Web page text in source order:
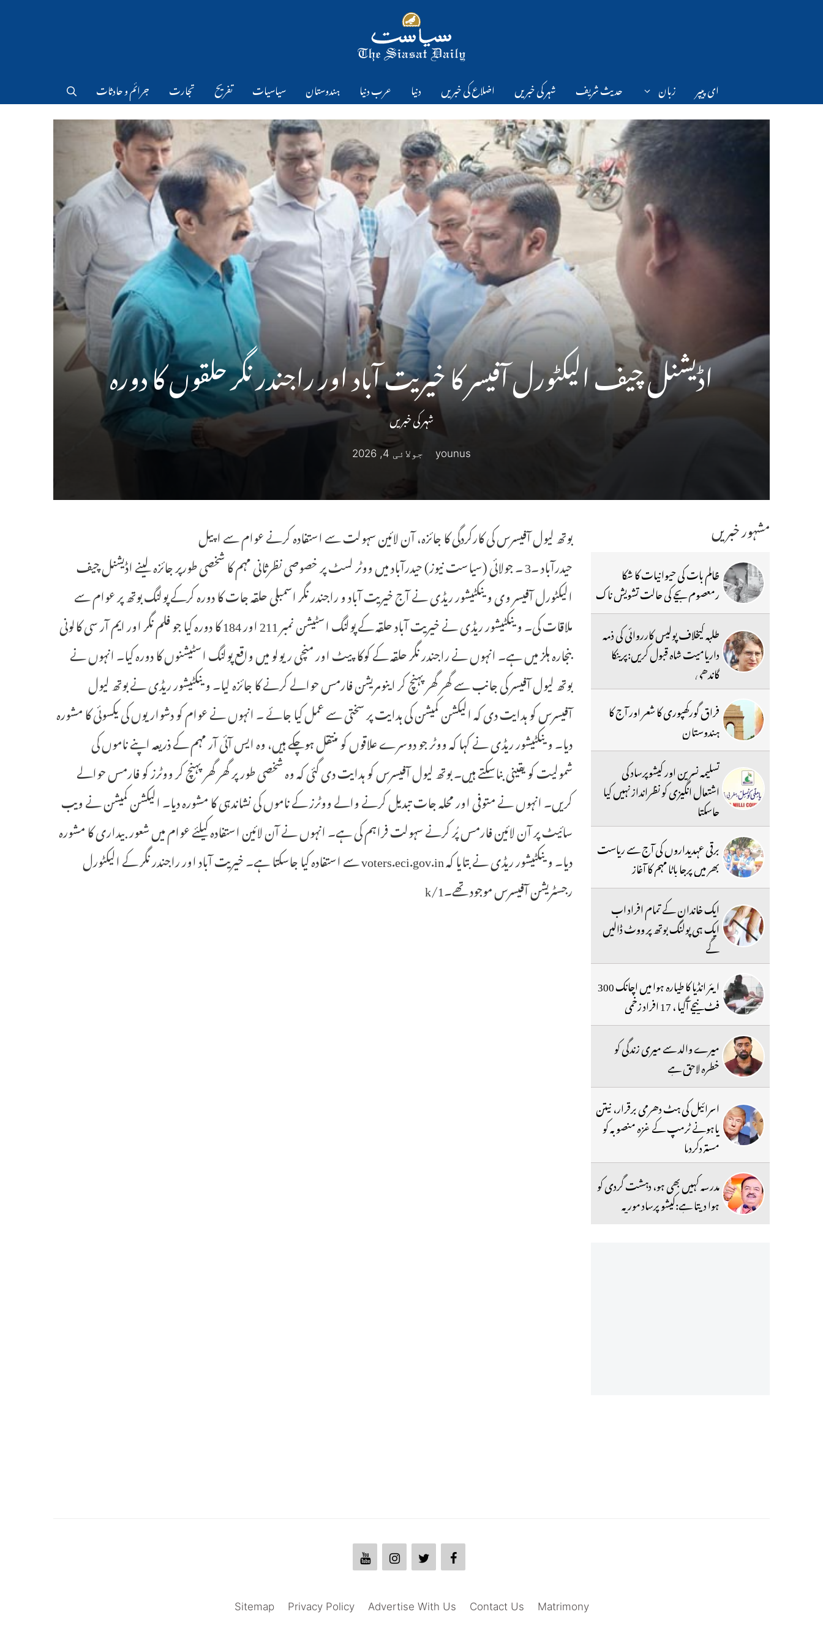
ای پیپر زبان حدیث شریف شہر کی خبریں اضلاع کی خبریں دنیا عرب دنیا ہندوستان سیاسیات تفریح تجارت جرائم و حادثات
اڈیشنل چیف الیکٹورل آفیسر کا خیریت آباد اور راجندر نگر حلقوں کا دورہ
شہر کی خبریں
younus جولائی 4, 2026
بوتھ لیول آفیسرس کی کارکردگی کا جائزہ، آن لائین سہولت سے استفادہ کرنے عوام سے اپیل
حیدرآباد ۔3 ۔ جولائی (سیاست نیوز) حیدرآباد میں ووٹر لسٹ پر خصوصی نظرثانی مہم کا شخصی طورپر جائزہ لینے اڈیشنل چیف
الیکٹورل آفیسر وی وینکٹیشور ریڈی نے آج خیریت آباد و راجندر نگر اسمبلی حلقہ جات کا دورہ کرکے پولنگ بوتھ پر عوام سے
ملاقات کی۔ وینکٹیشور ریڈی نے خیریت آباد حلقہ کے پولنگ اسٹیشن نمبر 211 اور 184 کا دورہ کیا جو فلم نگر اور ایم آر سی کالونی
بنجارہ ہلز میں ہے۔ انہوں نے راجندر نگر حلقہ کے کوکا پیٹ اور منچی ریولو میں واقع پولنگ اسٹیشنوں کا دورہ کیا۔ انہوں نے
بوتھ لیول آفیسر کی جانب سے گھر گھر پہنچ کر اینومریشن فارمس حوالے کرنے کا جائزہ لیا۔ وینکٹیشور ریڈی نے بوتھ لیول
آفیسرس کو ہدایت دی کہ الیکشن کمیشن کی ہدایت پر سختی سے عمل کیا جائے ۔ انہوں نے عوام کو دشواریوں کی یکسوئی کا مشورہ
دیا۔ وینکٹیشور ریڈی نے کہا کہ ووٹر جو دوسرے علاقوں کو منتقل ہوچکے ہیں، وہ ایس آئی آر مہم کے ذریعہ اپنے ناموں کی
شمولیت کو یقینی بناسکتے ہیں۔ بوتھ لیول آفیسرس کو ہدایت دی گئی کہ وہ شخصی طور پر گھر گھر پہنچ کر ووٹرز کو فارمس حوالے
کریں۔ انہوں نے متوفی اور محلہ جات تبدیل کرنے والے ووٹرز کے ناموں کی نشاندہی کا مشورہ دیا۔ الیکشن کمیشن نے ویب
سائیٹ پر آن لائین فارمس پُر کرنے سہولت فراہم کی ہے۔ انہوں نے آن لائین استفادہ کیلئے عوام میں شعور بیداری کا مشورہ
دیا۔ وینکٹیشور ریڈی نے بتایا کہ voters.eci.gov.in سے استفادہ کیا جاسکتا ہے۔ خیریت آباد اور راجندر نگر کے الیکٹورل
رجسٹریشن آفیسرس موجود تھے۔1/k
مشہور خبریں
ظالم بات کی حیوانیات کا شکا
رمعصوم بچے کی حالت تشویش ناک
طلبہ کیخلاف پولیس کارروائی کی ذمہ
داریامیت شاہ قبول کریں:پرینکا
گاندھی
فراق گورکھپوری کا شعر اور آج کا
ہندوستان
تسلیمہ نسرین اور کیشوپرساد کی
اشتعال انگیزی کو نظرانداز نہیں کیا
جاسکتا
برقی عہدیداروں کی آج سے ریاست
بھر میں پرجا باٹا مہم کا آغاز
ایک خاندان کے تمام افراد اب
ایک ہی پولنگ بوتھ پر ووٹ ڈالیں
گے
ایئر انڈیا کا طیارہ ہوا میں اچانک 300
فٹ نیچے آگیا ، 17 افراد زخمی
میرے والد سے میری زندگی کو
خطرہ لاحق ہے
اسرائیل کی ہٹ دھرمی برقرار، نیتن
یاہونے ٹرمپ کے غزہ منصوبہ کو
مستردکردیا
مدرسہ کہیں بھی ہو، دہشت گردی کو
ہوا دیتا ہے:کیشو پرساد موریہ
Matrimony
Contact Us
Advertise With Us
Privacy Policy
Sitemap